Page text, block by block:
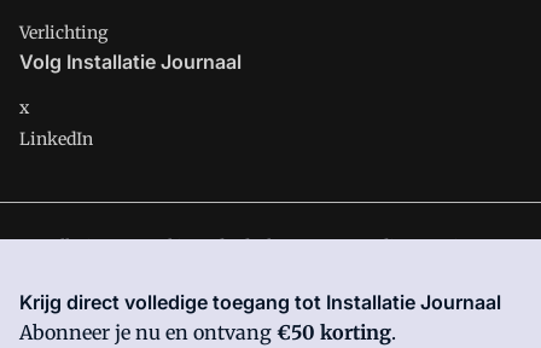
Verlichting
Volg Installatie Journaal
x
LinkedIn
Installatie Journaal is onderdeel van VMN media. Lees inons
site zijn de volgende regelingen van toepassing:Algemene
VoorwaardenenPrivacy en Cookie beleid|Privacy instellingen
Krijg direct volledige toegang tot Installatie Journaal
Abonneer je nu en ontvang €50 korting.